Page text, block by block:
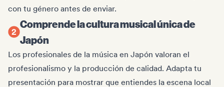
con tu género antes de enviar.
Comprende la cultura musical única de
Japón
Los profesionales de la música en Japón valoran el
profesionalismo y la producción de calidad. Adapta tu
presentación para mostrar que entiendes la escena local